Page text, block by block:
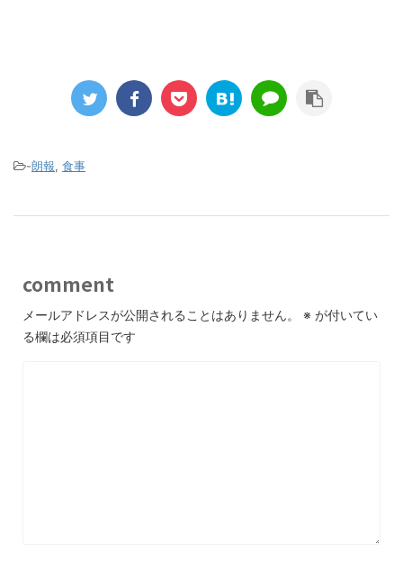
-朗報, 食事
comment
メールアドレスが公開されることはありません。 ※ が付いてい
る欄は必須項目です